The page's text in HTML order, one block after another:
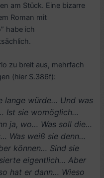
am Stück. Eine bizarre
Roman mit
habe ich
zu breit aus, mehrfach
(hier S.386f):
lange würde… Und was
Ist sie womöglich…
ja, wo… Was soll die…
Was weiß sie denn…
können… Sind sie
eigentlich… Aber
hat er dann… Wieso